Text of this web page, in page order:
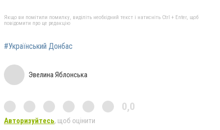
Якщо ви помітили помилку, виділіть необхідний текст і натисніть Ctrl + Enter, щоб
повідомити про це редакцію
#Український Донбас
Эвелина Яблонська
0,0
Авторизуйтесь, щоб оцінити